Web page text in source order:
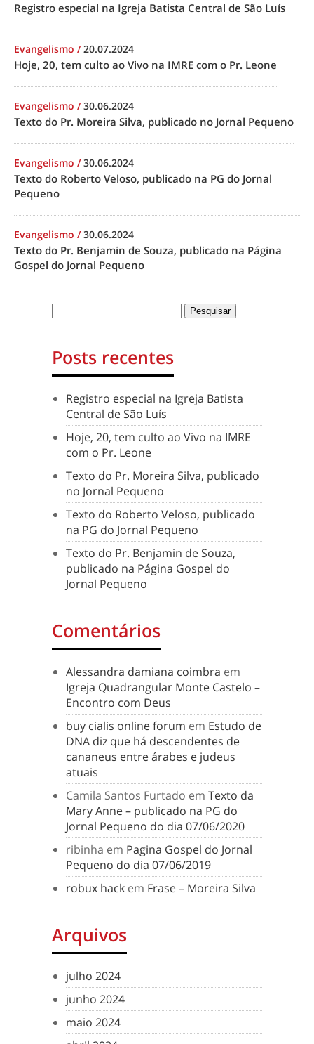
Registro especial na Igreja Batista Central de São Luís
Evangelismo /20.07.2024
Hoje, 20, tem culto ao Vivo na IMRE com o Pr. Leone
Evangelismo /30.06.2024
Texto do Pr. Moreira Silva, publicado no Jornal Pequeno
Evangelismo /30.06.2024
Texto do Roberto Veloso, publicado na PG do Jornal
Pequeno
Evangelismo /30.06.2024
Texto do Pr. Benjamin de Souza, publicado na Página
Gospel do Jornal Pequeno
Posts recentes
Registro especial na Igreja Batista
Central de São Luís
Hoje, 20, tem culto ao Vivo na IMRE
com o Pr. Leone
Texto do Pr. Moreira Silva, publicado
no Jornal Pequeno
Texto do Roberto Veloso, publicado
na PG do Jornal Pequeno
Texto do Pr. Benjamin de Souza,
publicado na Página Gospel do
Jornal Pequeno
Comentários
Alessandra damiana coimbra em
Igreja Quadrangular Monte Castelo –
Encontro com Deus
buy cialis online forum em Estudo de
DNA diz que há descendentes de
cananeus entre árabes e judeus
atuais
Camila Santos Furtado em Texto da
Mary Anne – publicado na PG do
Jornal Pequeno do dia 07/06/2020
ribinha em Pagina Gospel do Jornal
Pequeno do dia 07/06/2019
robux hack em Frase – Moreira Silva
Arquivos
julho 2024
junho 2024
maio 2024